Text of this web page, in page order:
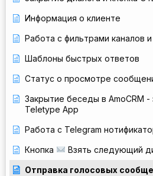
Информация о клиенте
Работа с фильтрами каналов
Шаблоны быстрых ответов
Статус о просмотре
Закрытие беседы в AmoCRM -
Teletype App
Работа с Telegram
Кнопка
Взять следующий
Отправка голосовых